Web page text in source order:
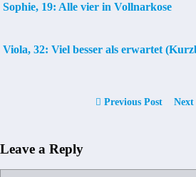
Sophie, 19: Alle vier in Vollnarkose
Viola, 32: Viel besser als erwartet
Previous Post Next
Leave a Reply